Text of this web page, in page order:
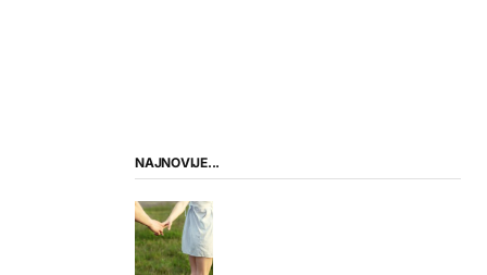
NAJNOVIJE...